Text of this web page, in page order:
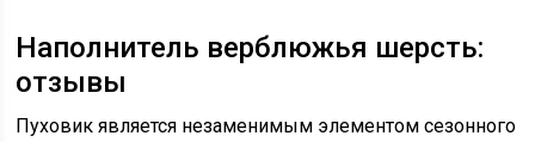
Наполнитель верблюжья шерсть:
отзывы
Пуховик является незаменимым элементом сезонного